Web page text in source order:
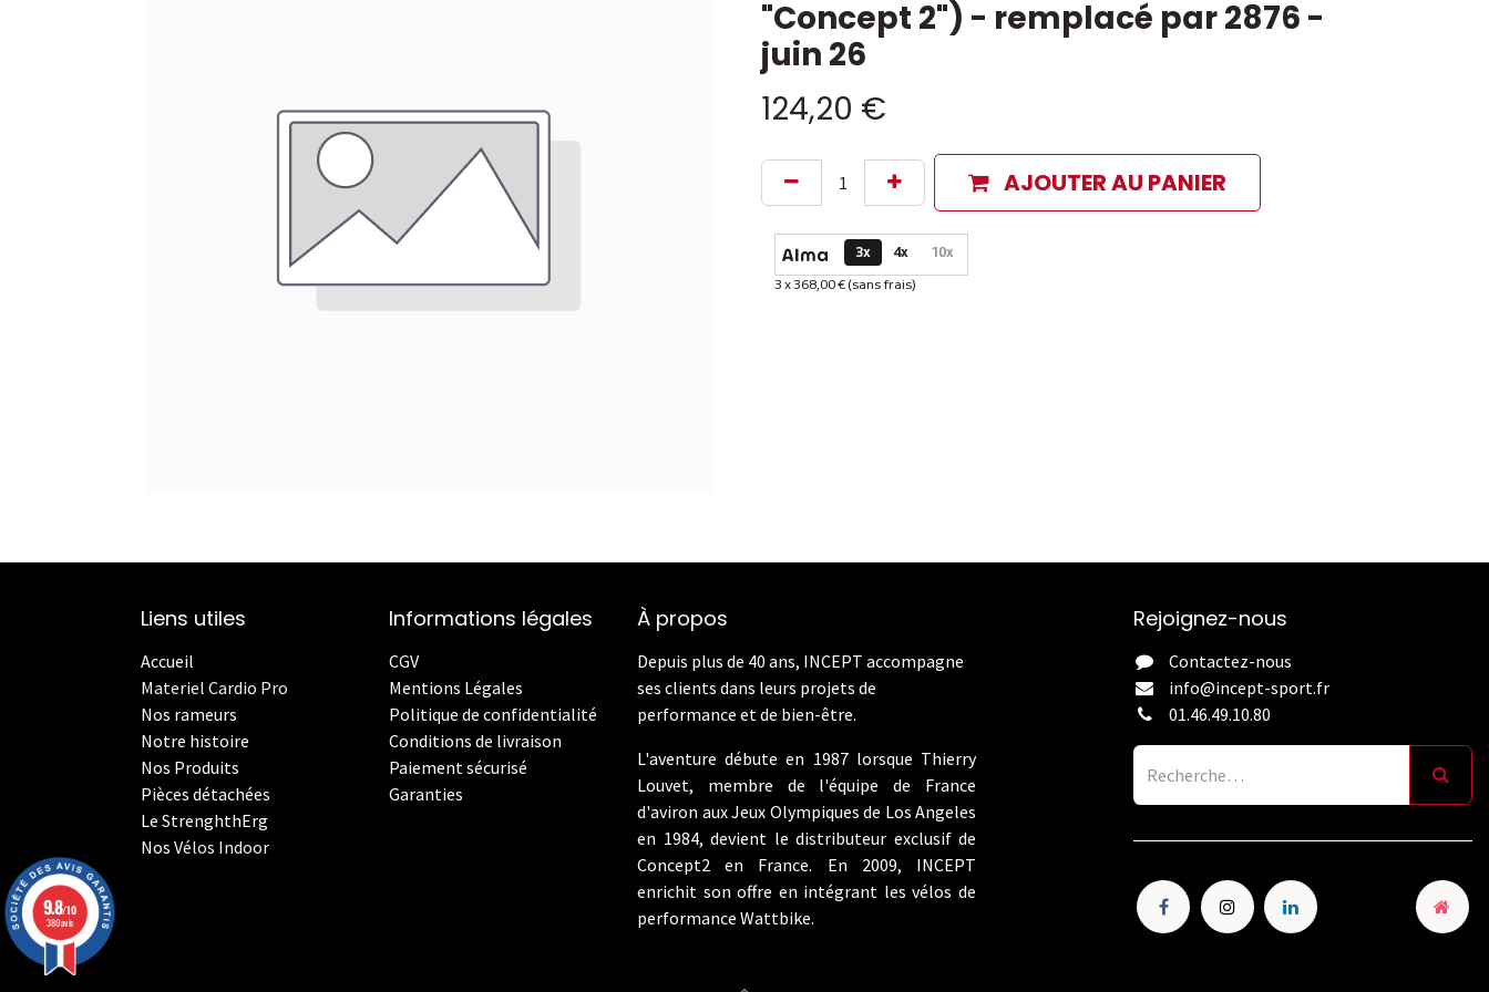
"Concept 2") - remplacé par 2876 -
juin 26
124,20 €
AJOUTER AU PANIER
Options de paiement disponibles
3x 4x 10x
Informations sur le plan de paiement sélectionné
3 x 368,00 € (sans frais)
Liens utiles
Accueil
Materiel Cardio Pro
Nos rameurs
Notre histoire
Nos Produits
Pièces détachées
Le StrenghthErg
Nos Vélos Indoor
Informations légales
CGV
Mentions Légales
Politique de confidentialité
Conditions de livraison
Paiement sécurisé
Garanties
À propos
Depuis plus de 40 ans, INCEPT accompagne
ses clients dans leurs projets de
performance et de bien-être.
L'aventure débute en 1987 lorsque Thierry
Louvet, membre de l'équipe de France
d'aviron aux Jeux Olympiques de Los Angeles
en 1984, devient le distributeur exclusif de
Concept2 en France. En 2009, INCEPT
enrichit son offre en intégrant les vélos de
performance Wattbike.
Rejoignez-nous
Contactez-nous
info@incept-sport.fr
01.46.49.10.80
9.8/10
380 avis